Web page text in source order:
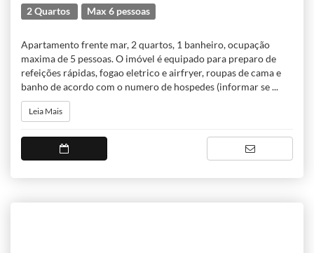
2 Quartos Max 6 pessoas
Apartamento frente mar, 2 quartos, 1 banheiro, ocupação
maxima de 5 pessoas. O imóvel é equipado para preparo de
refeições rápidas, fogao eletrico e airfryer, roupas de cama e
banho de acordo com o numero de hospedes (informar se ...
Leia Mais